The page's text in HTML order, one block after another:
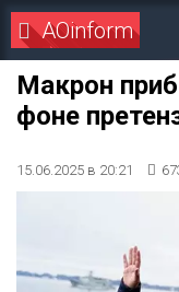
AOinform
Макрон
фоне
15.06.2025 в 20:21